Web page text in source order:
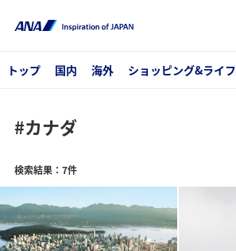
トップ 国内 海外 ショッピング&ライフ
#カナダ
検索結果：7件